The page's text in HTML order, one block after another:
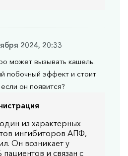
2024, 20:33
может вызывать кашель.
побочный эффект и стоит
он появится?
из характерных
ингибиторов АПФ,
Он возникает у
и связан с